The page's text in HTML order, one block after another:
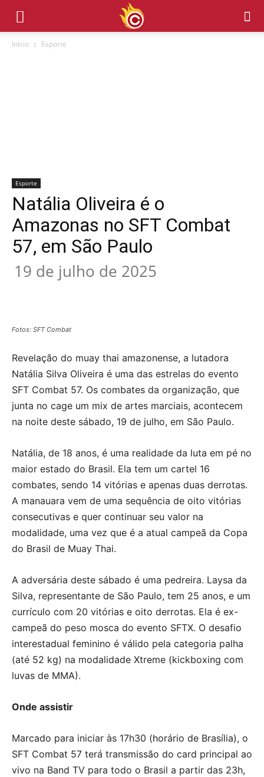
Início Esporte
Esporte
Natália Oliveira é o
Amazonas no SFT Combat
57, em São Paulo
19 de julho de 2025
Fotos: SFT Combat
Revelação do muay thai amazonense, a lutadora
Natália Silva Oliveira é uma das estrelas do evento
SFT Combat 57. Os combates da organização, que
junta no cage um mix de artes marciais, acontecem
na noite deste sábado, 19 de julho, em São Paulo.
Natália, de 18 anos, é uma realidade da luta em pé no
maior estado do Brasil. Ela tem um cartel 16
combates, sendo 14 vitórias e apenas duas derrotas.
A manauara vem de uma sequência de oito vitórias
consecutivas e quer continuar seu valor na
modalidade, uma vez que é a atual campeã da Copa
do Brasil de Muay Thai.
A adversária deste sábado é uma pedreira. Laysa da
Silva, representante de São Paulo, tem 25 anos, e um
currículo com 20 vitórias e oito derrotas. Ela é ex-
campeã do peso mosca do evento SFTX. O desafio
interestadual feminino é válido pela categoria palha
(até 52 kg) na modalidade Xtreme (kickboxing com
luvas de MMA).
Onde assistir
Marcado para iniciar às 17h30 (horário de Brasília), o
SFT Combat 57 terá transmissão do card principal ao
vivo na Band TV para todo o Brasil a partir das 23h,